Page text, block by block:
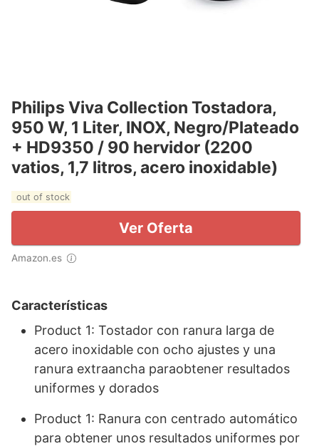
Philips Viva Collection Tostadora,
950 W, 1 Liter, INOX, Negro/Plateado
+ HD9350 / 90 hervidor (2200
vatios, 1,7 litros, acero inoxidable)
out of stock
Ver Oferta
Amazon.es
Características
Product 1: Tostador con ranura larga de
acero inoxidable con ocho ajustes y una
ranura extraancha paraobtener resultados
uniformes y dorados
Product 1: Ranura con centrado automático
para obtener unos resultados uniformes por